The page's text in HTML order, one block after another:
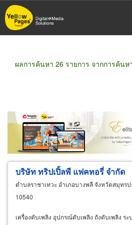
ข้าม
ไป
ผลการค้นหา 26 รายการ จากการค้น
ขายส่ง ขายปลีก ผู้ผลิต
ผู้ส่งออก/นำเข้า
ธุรกิจบริการ
บริษัท ทริปเปิ้ลพี แฟคทอรี่ จำกัด
ตำบลราชาเทวะ อำเภอบางพลี จังหวัดสมุทรป
10540
เครื่องดับเพลิง อุปกรณ์ดับเพลิง ถังดับเพลิง ร